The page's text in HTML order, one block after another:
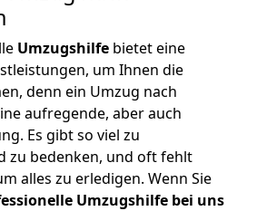
Umzugshilfe bietet eine
um Ihnen die
denn ein Umzug nach
aufregende, aber auch
Es gibt so viel zu
zu bedenken, und oft fehlt
alles zu erledigen. Wenn Sie
Umzugshilfe bei uns